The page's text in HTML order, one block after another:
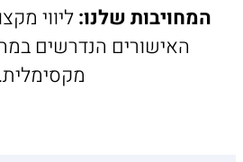
המחויבות שלנו:ליווי
האישורים הנדרשים
מקסימלית.